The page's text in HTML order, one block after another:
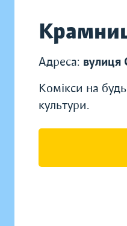
Адреса: вулиця
Комікси на
культури.